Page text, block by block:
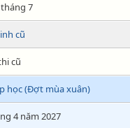
7
cũ
cũ
học (Đợt mùa xuân)
4 năm 2027